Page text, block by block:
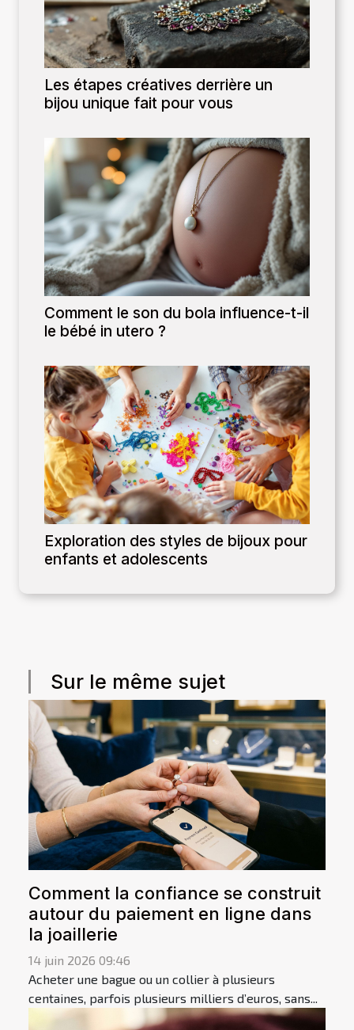
Les étapes créatives derrière un
bijou unique fait pour vous
Comment le son du bola influence-t-il
le bébé in utero ?
Exploration des styles de bijoux pour
enfants et adolescents
Sur le même sujet
Comment la confiance se construit
autour du paiement en ligne dans
la joaillerie
14 juin 2026 09:46
Acheter une bague ou un collier à plusieurs
centaines, parfois plusieurs milliers d’euros, sans...